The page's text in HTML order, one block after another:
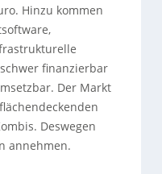
Hinzu kommen
finanzierbar
Der Markt
Deswegen
annehmen.